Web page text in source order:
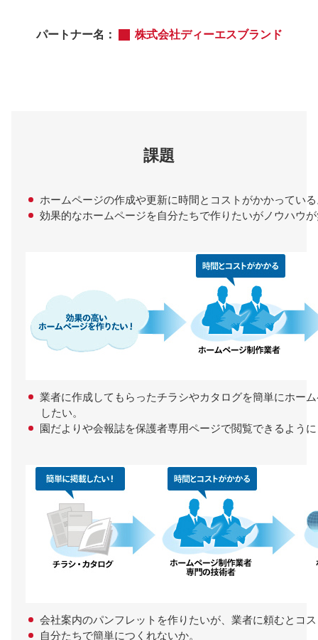
パートナー名： 株式会社ディーエスブランド
課題
ホームページの作成や更新に時間とコストがかかってい
効果的なホームページを自分たちで作りたいがノウハウ
業者に作成してもらったチラシやカタログを簡単にホー
したい。
園だよりや会報誌を保護者専用ページで閲覧できるよう
会社案内のパンフレットを作りたいが、業者に頼むとコ
自分たちで簡単につくれないか。